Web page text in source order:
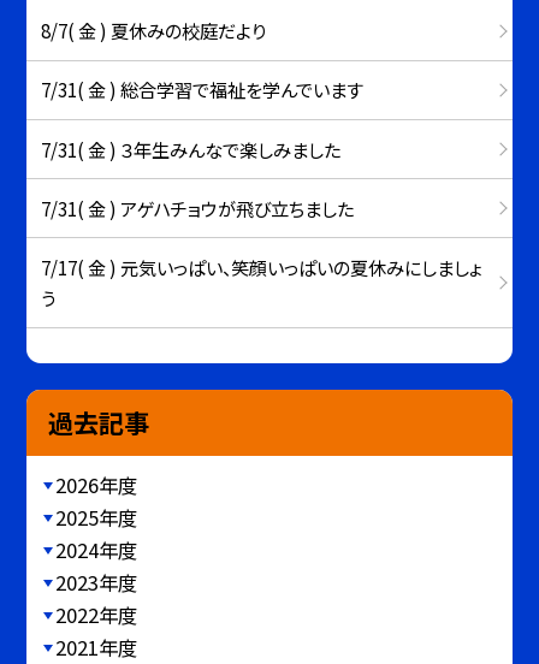
8/7( 金 ) 夏休みの校庭だより
7/31( 金 ) 総合学習で福祉を学んでいます
7/31( 金 ) ３年生みんなで楽しみました
7/31( 金 ) アゲハチョウが飛び立ちました
7/17( 金 ) 元気いっぱい、笑顔いっぱいの夏休みにしましょ
う
過去記事
2026年度
2025年度
2024年度
2023年度
2022年度
2021年度